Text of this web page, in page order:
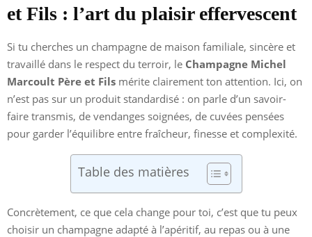
et Fils : l’art du plaisir effervescent
Si tu cherches un champagne de maison familiale, sincère et
travaillé dans le respect du terroir, le Champagne Michel
Marcoult Père et Fils mérite clairement ton attention. Ici, on
n’est pas sur un produit standardisé : on parle d’un savoir-
faire transmis, de vendanges soignées, de cuvées pensées
pour garder l’équilibre entre fraîcheur, finesse et complexité.
Table des matières
Concrètement, ce que cela change pour toi, c’est que tu peux
choisir un champagne adapté à l’apéritif, au repas ou à une